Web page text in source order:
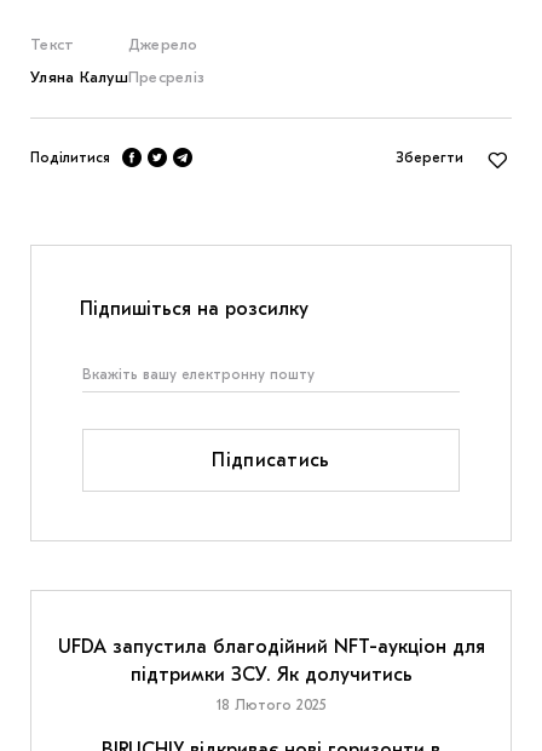
Текст
Уляна Калуш
Джерело
Пресреліз
Поділитися Зберегти
Підпишіться на розсилку
Підписатись
UFDA запустила благодійний NFT-аукціон для
підтримки ЗСУ. Як долучитись
18 Лютого 2025